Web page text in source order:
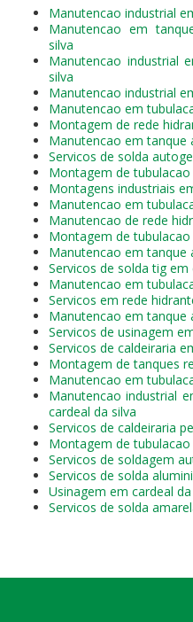
Manutencao industrial
Manutencao em
silva
Manutencao industrial
silva
Manutencao industrial
Manutencao em
Montagem de rede
Manutencao em tanque
Servicos de solda
Montagem de
Montagens industriais
Manutencao em
Manutencao de rede
Montagem de
Manutencao em tanque
Servicos de solda tig em
Manutencao em
Servicos em rede
Manutencao em tanque
Servicos de usinagem
Servicos de caldeiraria
Montagem de tanques
Manutencao em
Manutencao industrial
cardeal da silva
Servicos de caldeiraria
Montagem de
Servicos de soldagem
Servicos de solda
Usinagem em cardeal da
Servicos de solda